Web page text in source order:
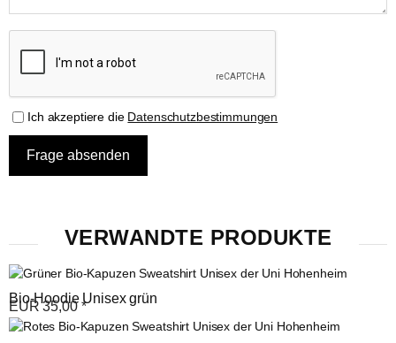
Ich akzeptiere die Datenschutzbestimmungen
VERWANDTE PRODUKTE
Bio-Hoodie Unisex grün
EUR 35,00 *